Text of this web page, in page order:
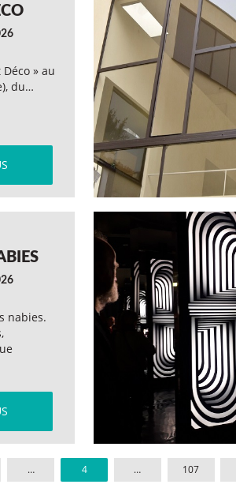
» au
du…
nabies.
… 4 … 107